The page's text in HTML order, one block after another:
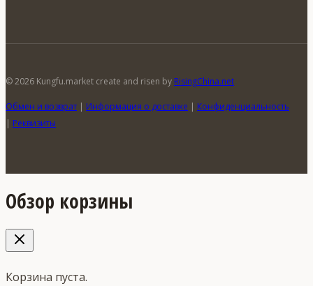
© 2026 Kungfu.market create and risen by RisingChina.net
Обмен и возврат | Информация о доставке | Конфиденциальность
| Реквизиты
Обзор корзины
Корзина пуста.